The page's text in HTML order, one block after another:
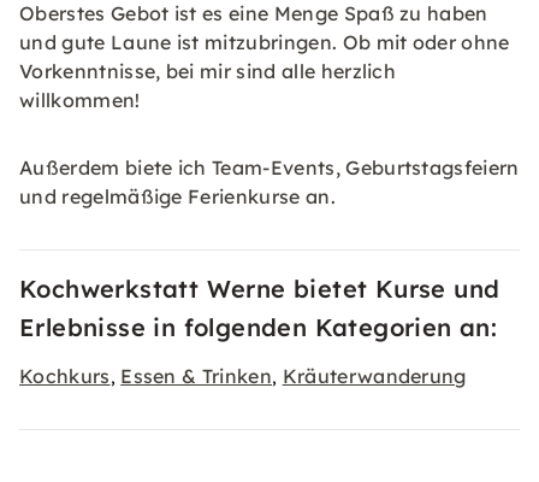
Oberstes Gebot ist es eine Menge Spaß zu haben
und gute Laune ist mitzubringen. Ob mit oder ohne
Vorkenntnisse, bei mir sind alle herzlich
willkommen!
Außerdem biete ich Team-Events, Geburtstagsfeiern
und regelmäßige Ferienkurse an.
Kochwerkstatt Werne bietet Kurse und
Erlebnisse in folgenden Kategorien an:
Kochkurs, Essen & Trinken, Kräuterwanderung